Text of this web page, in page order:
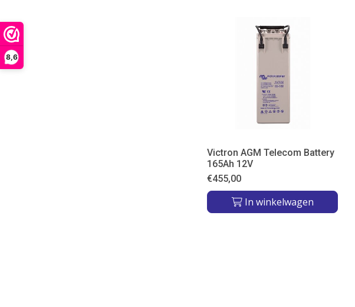
8,6
Victron AGM Telecom Battery
165Ah 12V
€455,00
In winkelwagen